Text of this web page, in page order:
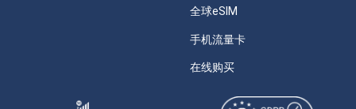
全球eSIM
手机流量卡
在线购买